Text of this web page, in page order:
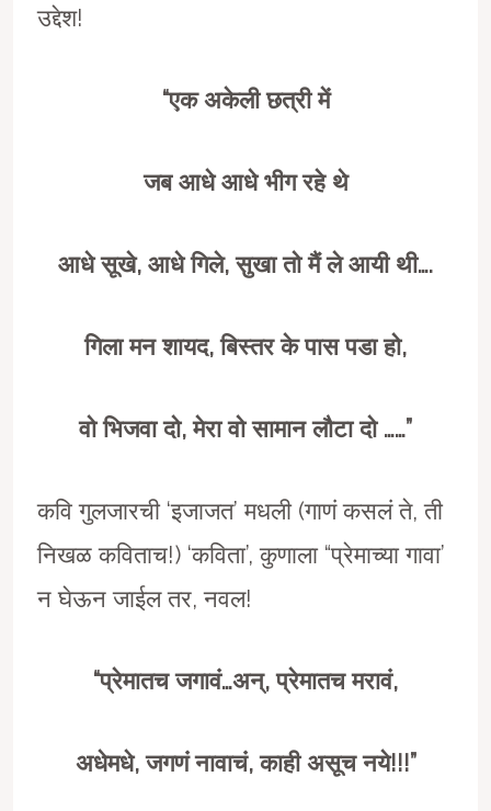
उद्देश!
“एक अकेली छत्री में
जब आधे आधे भीग रहे थे
आधे सूखे, आधे गिले,सुखा तो मैं ले आयी थी….
गिला मन शायद,बिस्तर के पास पडा हो,
वो भिजवा दो,मेरा वो सामान लौटा दो ……”
कवि गुलजारची ‘इजाजत’ मधली (गाणं कसलं ते, ती
निखळ कविताच!) ‘कविता’, कुणाला “प्रेमाच्या गावा’
न घेऊन जाईल तर, नवल!
“प्रेमातच जगावं…अन्,प्रेमातच मरावं,
अधेमधे,जगणं नावाचं,काही असूच नये!!!”